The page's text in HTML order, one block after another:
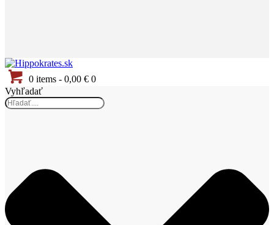
0 items - 0,00 € 0
Vyhľadať